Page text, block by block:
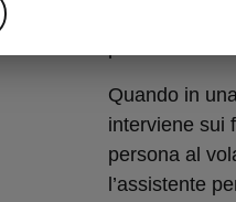
avvertimento
Quando in
interviene sui
persona al
l’assistente